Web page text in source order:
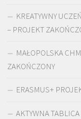
KREATYWNY
– PROJEKT
MAŁOPOLSKA
ZAKOŃCZONY
ERASMUS+
AKTYWNA TABLICA